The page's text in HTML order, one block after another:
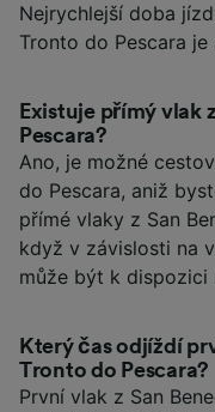
Nejrychlejší doba
Tronto do Pescara je
Existuje přímý vlak
Pescara?
Ano, je možné
do Pescara, aniž
přímé vlaky z San
když v závislosti na
může být k dispozici
Který čas odjíždí
Tronto do Pescara?
První vlak z San